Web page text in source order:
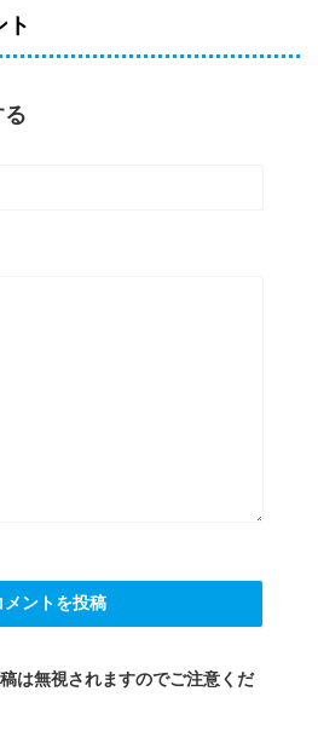
ト
は無視されますのでご注意くだ